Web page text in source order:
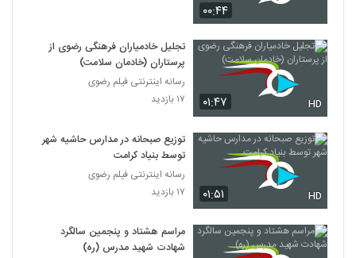
۰۰:۴۴
۰۱:۴۷ HD
تجلیل خادمیاران فرهنگی رضوی از
پرستاران (خادمان سلامت)
رسانه اینترنتی فیلم رضوی
۱۷ بازدید
۰۱:۵۱ HD
توزیع صبحانه در مدارس حاشیه شهر
توسط بنیاد کرامت
رسانه اینترنتی فیلم رضوی
۱۷ بازدید
مراسم هشتاد و پنجمین سالگرد
شهادت شهید مدرس (ره)